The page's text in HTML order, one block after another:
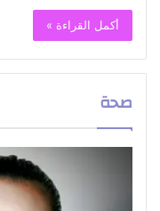
أكمل القراءة »
صحة